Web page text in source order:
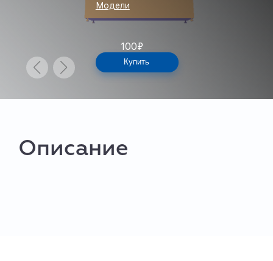
Модели
100₽
Купить
Описание